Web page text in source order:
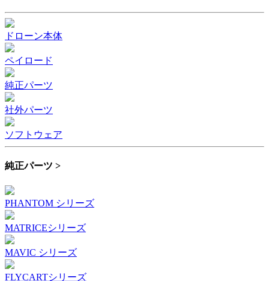
ドローン本体
ペイロード
純正パーツ
社外パーツ
ソフトウェア
純正パーツ >
PHANTOM シリーズ
MATRICEシリーズ
MAVIC シリーズ
FLYCARTシリーズ